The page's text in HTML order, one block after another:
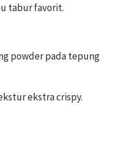
tabur favorit.
powder pada tepung
ekstra crispy.